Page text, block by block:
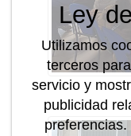
Ley
Utilizamos
terceros
servicio y
publicidad